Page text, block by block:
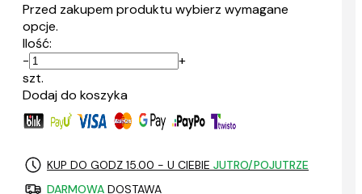
Przed zakupem produktu wybierz wymagane
opcje.
Ilość:
-
+
szt.
Dodaj do koszyka
KUP DO GODZ 15.00 - U CIEBIE JUTRO/POJUTRZE
DARMOWA DOSTAWA